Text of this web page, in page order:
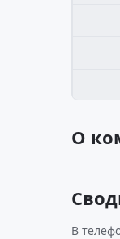
О
В